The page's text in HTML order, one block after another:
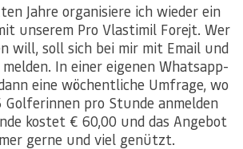
Jahre organisiere ich wieder ein
unserem Pro Vlastimil Forejt. Wer
will, soll sich bei mir mit Email und
In einer eigenen Whatsapp-
eine wöchentliche Umfrage, wo
Golferinnen pro Stunde anmelden
kostet € 60,00 und das Angebot
gerne und viel genützt.